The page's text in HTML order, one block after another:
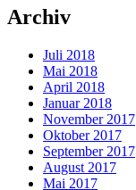
Archiv
Juli 2018
Mai 2018
April 2018
Januar 2018
November 2017
Oktober 2017
September 2017
August 2017
Mai 2017